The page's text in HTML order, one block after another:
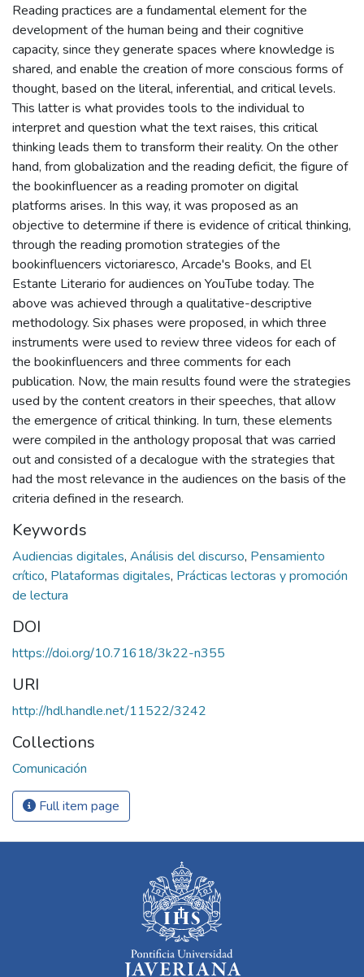
Reading practices are a fundamental element for the
development of the human being and their cognitive
capacity, since they generate spaces where knowledge is
shared, and enable the creation of more conscious forms of
thought, based on the literal, inferential, and critical levels.
This latter is what provides tools to the individual to
interpret and question what the text raises, this critical
thinking leads them to transform their reality. On the other
hand, from globalization and the reading deficit, the figure of
the bookinfluencer as a reading promoter on digital
platforms arises. In this way, it was proposed as an
objective to determine if there is evidence of critical thinking,
through the reading promotion strategies of the
bookinfluencers victoriaresco, Arcade's Books, and El
Estante Literario for audiences on YouTube today. The
above was achieved through a qualitative-descriptive
methodology. Six phases were proposed, in which three
instruments were used to review three videos for each of
the bookinfluencers and three comments for each
publication. Now, the main results found were the strategies
used by the content creators in their speeches, that allow
the emergence of critical thinking. In turn, these elements
were compiled in the anthology proposal that was carried
out and consisted of a decalogue with the strategies that
had the most relevance in the audiences on the basis of the
criteria defined in the research.
Keywords
Audiencias digitales, Análisis del discurso, Pensamiento
crítico, Plataformas digitales, Prácticas lectoras y promoción
de lectura
DOI
https://doi.org/10.71618/3k22-n355
URI
http://hdl.handle.net/11522/3242
Collections
Comunicación
Full item page